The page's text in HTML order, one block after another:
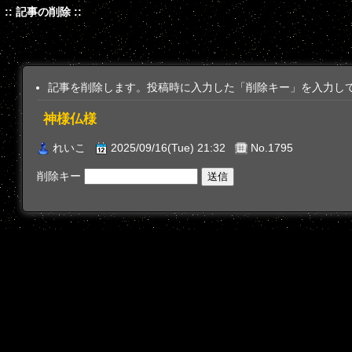
:: 記事の削除 ::
記事を削除します。投稿時に入力した「削除キー」を入力し
神様仏様
れいこ 2025/09/16(Tue) 21:32 No.1795
削除キー